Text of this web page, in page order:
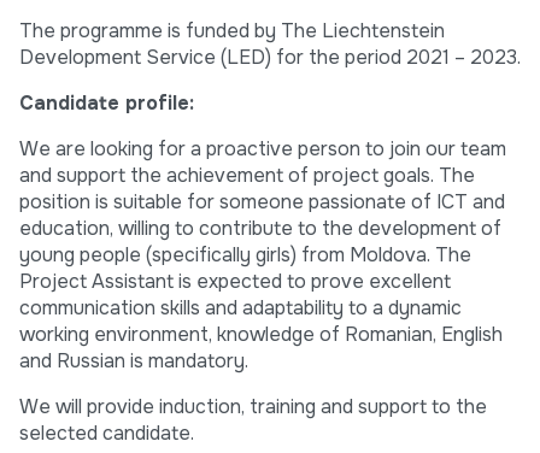
The programme is funded by The Liechtenstein
Development Service (LED) for the period 2021 – 2023.
Candidate profile:
We are looking for a proactive person to join our team
and support the achievement of project goals. The
position is suitable for someone passionate of ICT and
education, willing to contribute to the development of
young people (specifically girls) from Moldova. The
Project Assistant is expected to prove excellent
communication skills and adaptability to a dynamic
working environment, knowledge of Romanian, English
and Russian is mandatory.
We will provide induction, training and support to the
selected candidate.